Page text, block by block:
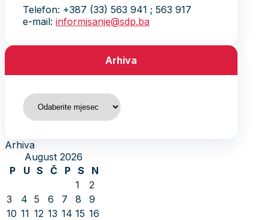
Telefon: +387 (33) 563 941 ; 563 917
e-mail: informisanje@sdp.ba
Arhiva
Arhiva
Arhiva
August 2026
P
U S Č P S
N
1
2
3
4 5 6 7 8
9
10 11 12 13 14 15 16